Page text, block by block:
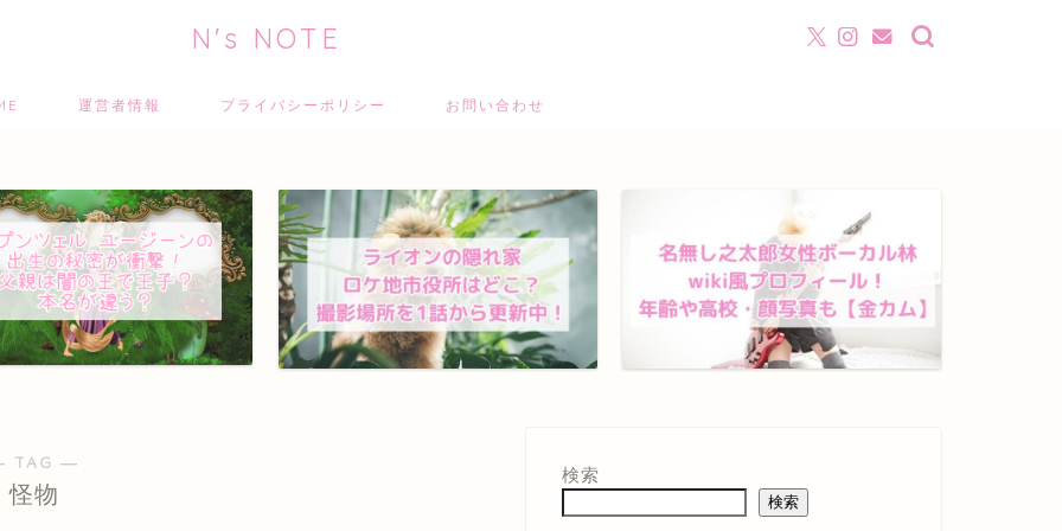
N's NOTE
運営者情報 プライバシーポリシー お問い合わせ
TAG ―
怪物
検索
検索